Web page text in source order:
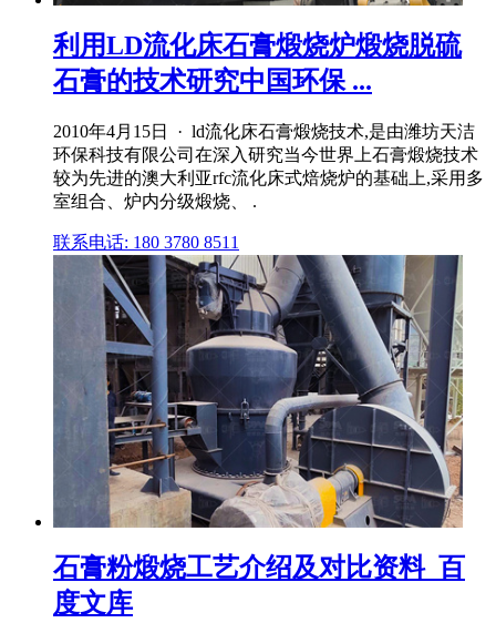
利用LD流化床石膏煅烧炉煅烧脱硫
石膏的技术研究中国环保 ...
2010年4月15日 · ld流化床石膏煅烧技术,是由潍坊天洁
环保科技有限公司在深入研究当今世界上石膏煅烧技术
较为先进的澳大利亚rfc流化床式焙烧炉的基础上,采用多
室组合、炉内分级煅烧、 .
联系电话: 180 3780 8511
石膏粉煅烧工艺介绍及对比资料_百
度文库